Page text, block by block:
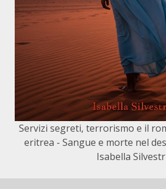
Servizi segreti, terrorismo e il
eritrea - Sangue e morte nel
Isabella